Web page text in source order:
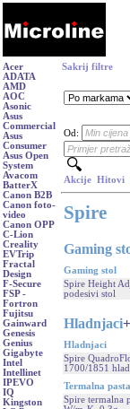
Acer
ADATA
AMD
AOC
Asonic
Asus
Commercial
Asus
Consumer
Asus Open
System
Avacom
BatterX
Canon B2B
Canon foto-
video
Canon OPP
C-Lion
Creality
EVTrip
Fractal
Design
F-Secure
FSP -
Fortron
Fujitsu
Gainward
Genesis
Genius
Gigabyte
Intel
Intellinet
IPEVO
IQ
Kingston
Sakrij filtre
Od:
Akcije Hitovi
Spire
Gaming
Gaming stol
Spire Height
podesivi stol
Hladnjaci+
Hladnjaci
Spire
1700/1851
Termalna pasta
Spire termalna